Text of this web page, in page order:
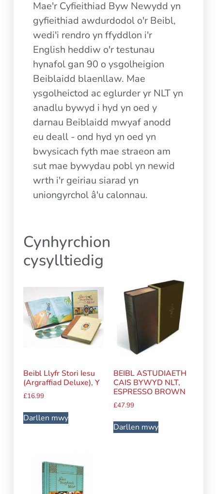
Mae'r Cyfieithiad Byw Newydd yn
gyfieithiad awdurdodol o'r Beibl,
wedi'i rendro yn ffyddlon i'r
English heddiw o'r testunau
hynafol gan 90 o ysgolheigion
Beiblaidd blaenllaw. Mae
ysgolheictod ac eglurder yr NLT yn
anadlu bywyd i hyd yn oed y
darnau Beiblaidd mwyaf anodd
eu deall - ond hyd yn oed yn
bwysicach fyth mae straeon am
sut mae bywydau pobl yn newid
wrth i'r geiriau siarad yn
uniongyrchol â'u calonnau.
Cynhyrchion
cysylltiedig
Beibl Llyfr Stori Iesu
(Argraffiad Deluxe), Y
£16.99
Darllen mwy
BEIBL ASTUDIAETH
CAIS BYWYD NLT,
ESPRESSO BROWN
£47.99
Darllen mwy